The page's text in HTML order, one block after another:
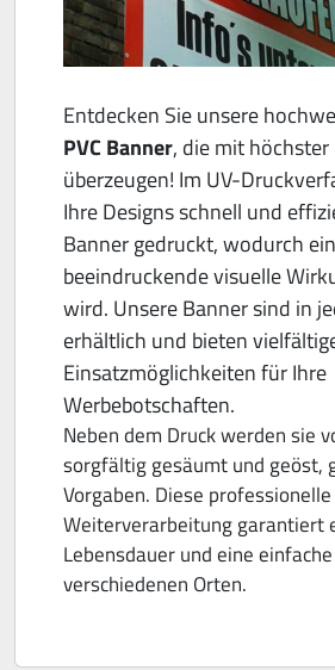
Entdecken Sie unsere
PVC Banner, die mit höchster
überzeugen! Im UV-
Ihre Designs schnell und
Banner gedruckt, wodurch
beeindruckende visuelle
wird. Unsere Banner sind in
erhältlich und bieten
Einsatzmöglichkeiten für Ihre
Werbebotschaften.
Neben dem Druck werden sie
sorgfältig gesäumt und geöst,
Vorgaben. Diese professionelle
Weiterverarbeitung garantiert
Lebensdauer und eine
verschiedenen Orten.